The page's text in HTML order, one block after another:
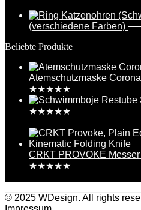
388,95€369,95€.
(verschiedene Farben)
Beliebte Produkte
Atemschutzmaske
★★★★★
★★★★★
CRKT PROVOKE
★★★★★
© 2025 WDesign. All rights